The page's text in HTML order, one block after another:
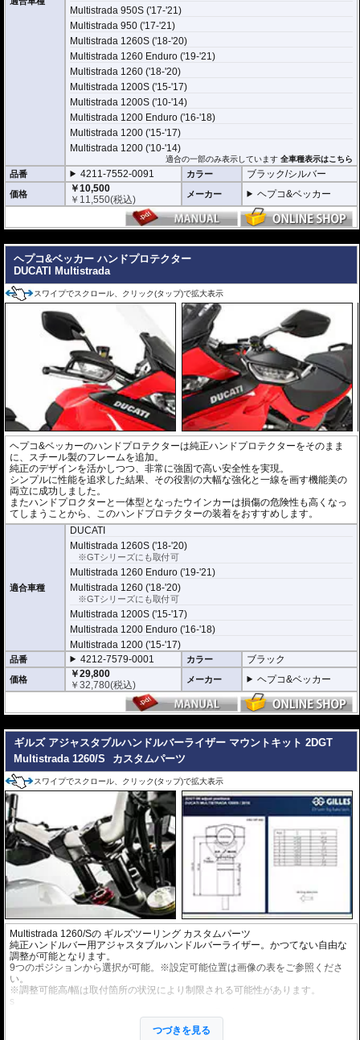
Multistrada 950S ('17-'21)
Multistrada 950 ('17-'21)
Multistrada 1260S ('18-'20)
Multistrada 1260 Enduro ('19-'21)
Multistrada 1260 ('18-'20)
Multistrada 1200S ('15-'17)
Multistrada 1200S ('10-'14)
Multistrada 1200 Enduro ('16-'18)
Multistrada 1200 ('15-'17)
Multistrada 1200 ('10-'14)
適合の一部のみ表示しています全車種表示はこちら
品番 4211-7552-0091 カラー ブラック/シルバー
価格
￥10,500
￥ 11,550(税込) メーカー ヘプコ&ベッカー
ヘプコ&ベッカー ハンドプロテクター
DUCATI Multistrada
スワイプでスクロール、クリック(タップ)で拡大表示
ヘプコ&ベッカーのハンドプロテクターは純正ハンドプロテクターをそのまま
に、スチール製のフレームを追加。
純正のデザインを活かしつつ、非常に強固で高い安全性を実現。
シンプルに性能を追求した結果、その役割の大幅な強化と一線を画す機能美の
両立に成功しました。
またハンドプロクターと一体型となったウインカーは損傷の危険性も高くなっ
てしまうことから、このハンドプロテクターの装着をおすすめします。
適合車種
DUCATI
Multistrada 1260S ('18-'20)
※GTシリーズにも取付可
Multistrada 1260 Enduro ('19-'21)
Multistrada 1260 ('18-'20)
※GTシリーズにも取付可
Multistrada 1200S ('15-'17)
Multistrada 1200 Enduro ('16-'18)
Multistrada 1200 ('15-'17)
品番 4212-7579-0001 カラー ブラック
価格
￥29,800
￥32,780(税込) メーカー ヘプコ&ベッカー
ギルズ アジャスタブルハンドルバーライザー マウントキット 2DGT
Multistrada 1260/S
カスタムパーツ
スワイプでスクロール、クリック(タップ)で拡大表示
Multistrada 1260/Sの ギルズツーリング カスタムパーツ
純正ハンドルバー用アジャスタブルハンドルバーライザー。かつてない自由な
調整が可能となります。
9つのポジションから選択が可能。※設定可能位置は画像の表をご参照くださ
い。
※調整可能高/幅は取付箇所の状況により制限される可能性があります。
s
つづきを見る